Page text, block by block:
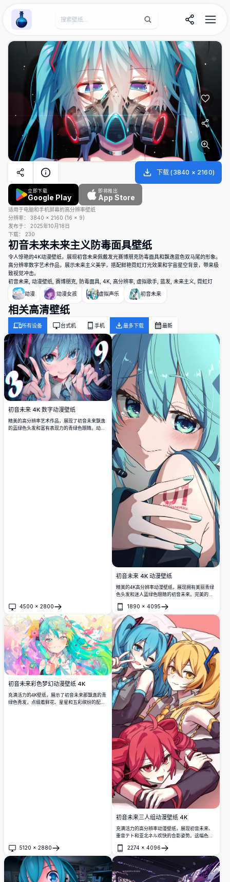
Wallpaper Alchemy
下载 (3840 × 2160)
立即下载
Google Play
即将推出
App Store
适用于电脑和手机屏幕的高分辨率壁纸
分辨率：
3840 × 2160 (16 × 9)
发布于：
2025年10月18日
下载：
230
初音未来未来主义防毒面具壁纸
令人惊艳的4K动漫壁纸，展现初音未来佩戴发光赛博朋克防毒面具和飘逸蓝色双马尾的形象。
高分辨率数字艺术作品，展示未来主义美学，搭配鲜艳霓虹灯光效果和宇宙星空背景，带来极
致视觉冲击。
初音未来, 动漫壁纸, 赛博朋克, 防毒面具, 4K, 高分辨率, 虚拟歌手, 蓝发, 未来主义, 霓虹灯
动漫
动漫女孩 虚拟声乐 初音未来
相关高清壁纸
所有设备 台式机 手机 最多下载 最新
初音未来 4K 数字动漫壁纸
精美的高分辨率艺术作品，展现了初音未来飘逸
的蓝绿色头发和富有表现力的青绿色眼睛。动态
4500 × 2800
打开
初音未来 4K 动漫壁纸
精美的4K高分辨率动漫壁纸，展现拥有美丽青绿
色头发和迷人蓝绿色眼睛的初音未来。完美的数
这位标志性的虚拟歌手角色，呈现顶级品质插
画。
1890 × 4095
打开
初音未来彩色梦幻动漫壁纸 4K
充满活力的4K壁纸，展示了初音未来那飘逸的青
绿色秀发，点缀着鲜花、星星和五彩缤纷的配
5120 × 2880
打开
初音未来三人组动漫壁纸 4K
充满活力的高分辨率动漫壁纸，展现初音未来、
重音テト和亚北ネル欢快的合影姿势。这幅色彩
典的蓝色、金色和粉色头发，非常适合动漫爱好
者和日本虚拟歌手粉丝。
2274 × 4096
打开